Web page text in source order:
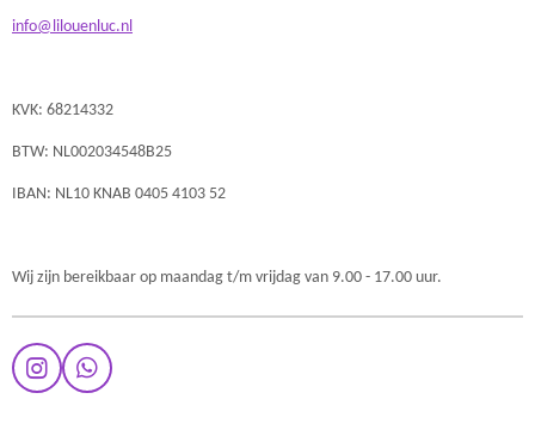
info@lilouenluc.nl
KVK: 68214332
BTW: NL002034548B25
IBAN: NL10 KNAB 0405 4103 52
Wij zijn bereikbaar op maandag t/m vrijdag van 9.00 - 17.00 uur.
I
n
W
h